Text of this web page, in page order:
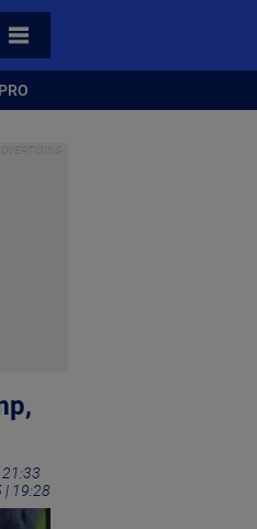
TOATE CATEGORIILE
| 19:28